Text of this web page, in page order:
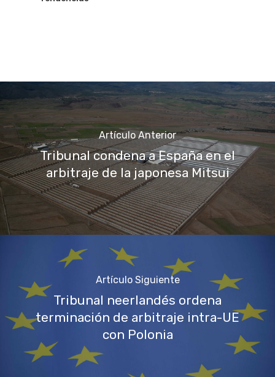
Artículo Anterior
Tribunal condena a España en el
arbitraje de la japonesa Mitsui
Artículo Siguiente
Tribunal neerlandés ordena
terminación de arbitraje intra-UE
con Polonia